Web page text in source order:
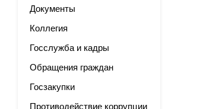
Документы
Коллегия
Госслужба и кадры
Обращения граждан
Госзакупки
Противодействие коррупции